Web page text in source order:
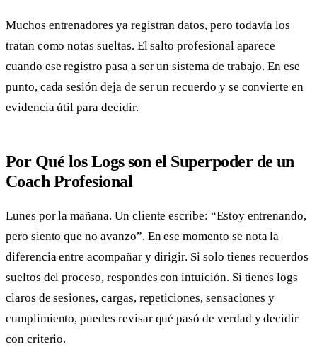
Muchos entrenadores ya registran datos, pero todavía los
tratan como notas sueltas. El salto profesional aparece
cuando ese registro pasa a ser un sistema de trabajo. En ese
punto, cada sesión deja de ser un recuerdo y se convierte en
evidencia útil para decidir.
Por Qué los Logs son el Superpoder de un
Coach Profesional
Lunes por la mañana. Un cliente escribe: “Estoy entrenando,
pero siento que no avanzo”. En ese momento se nota la
diferencia entre acompañar y dirigir. Si solo tienes recuerdos
sueltos del proceso, respondes con intuición. Si tienes logs
claros de sesiones, cargas, repeticiones, sensaciones y
cumplimiento, puedes revisar qué pasó de verdad y decidir
con criterio.